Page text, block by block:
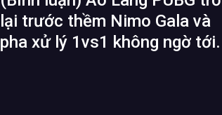
lại trước thềm Nimo Gala và
pha xử lý 1vs1 không ngờ tới.